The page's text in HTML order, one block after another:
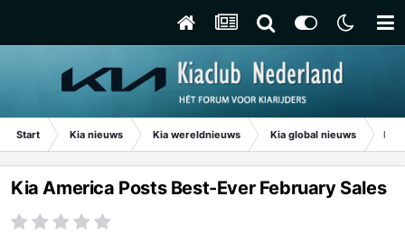
Start Kia nieuws Kia wereldnieuws Kia global nieuws Kia
Kia America Posts Best-Ever February Sales